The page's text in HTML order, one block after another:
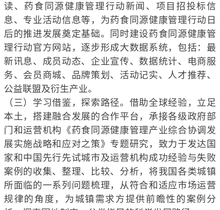
读、 药食同源健康管理行动新闻、项目招投标信
息、 专业活动信息等，为药食同源健康管理行动 日
后的推进发展奠定基础。 同 时建设药食同源健康管
理行动官方网站，逐步形成大数据系统，包括：最
新讯息、成员动态、企业宣传、数据统计、电商服
务、会员商城、品牌策划、活动记实、人才推荐、
公益联盟及衍生产业。
（三）学习借鉴，探索路径。借助全球经验，立足
本土，搭建融合发展的合作平台，承接各级政府部
门和运营机构《药食同源健康管理产业综合协调发
展实施战略和应对之策》专题研究，致力于发达国
家和中国先行先试城市及运营机构成功经验与失败
案例的收集、整理、比较、分析，将我国各类城镇
所面临的一系列问题梳理，从符合和适应市场运营
规律的角度，为城镇需求方提供前瞻性的案例分